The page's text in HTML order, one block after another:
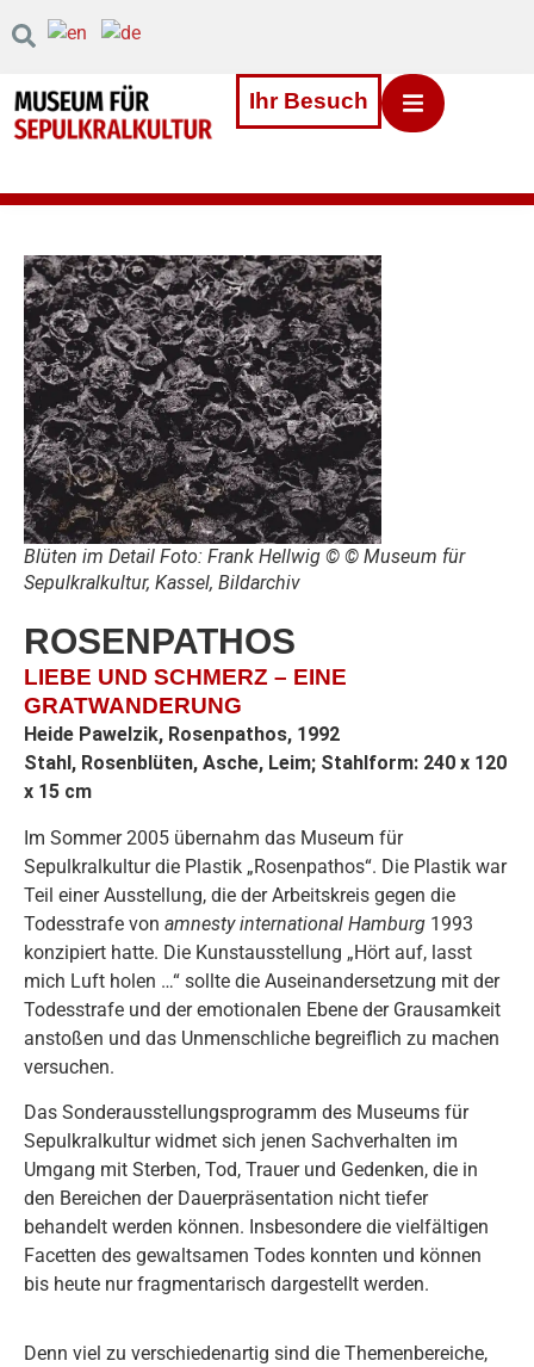
Inhalt Direkt
zum
zum
Footer
Ihr Besuch
ROSENPATHOS
LIEBE UND SCHMERZ – EINE
GRATWANDERUNG
Heide Pawelzik, Rosenpathos, 1992
Stahl, Rosenblüten, Asche, Leim; Stahlform: 240 x 120
x 15 cm
Im Sommer 2005 übernahm das Museum für
Sepulkralkultur die Plastik „Rosenpathos“. Die Plastik war
Teil einer Ausstellung, die der Arbeitskreis gegen die
Todesstrafe von amnesty international Hamburg 1993
konzipiert hatte. Die Kunstausstellung „Hört auf, lasst
mich Luft holen …“ sollte die Auseinandersetzung mit der
Todesstrafe und der emotionalen Ebene der Grausamkeit
anstoßen und das Unmenschliche begreiflich zu machen
versuchen.
Das Sonderausstellungsprogramm des Museums für
Sepulkralkultur widmet sich jenen Sachverhalten im
Umgang mit Sterben, Tod, Trauer und Gedenken, die in
den Bereichen der Dauerpräsentation nicht tiefer
behandelt werden können. Insbesondere die vielfältigen
Facetten des gewaltsamen Todes konnten und können
bis heute nur fragmentarisch dargestellt werden.
Blüten im Detail Foto: Frank Hellwig © © Museum für
Sepulkralkultur, Kassel, Bildarchiv
Denn viel zu verschiedenartig sind die Themenbereiche,